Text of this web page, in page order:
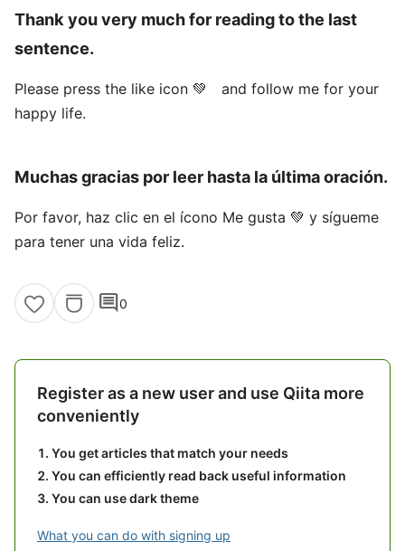
Thank you very much for reading to the last
sentence.
Please press the like icon 💚 and follow me for your
happy life.
Muchas gracias por leer hasta la última oración.
Por favor, haz clic en el ícono Me gusta 💚 y sígueme
para tener una vida feliz.
comment0
Register as a new user and use Qiita more
conveniently
You get articles that match your needs
You can efficiently read back useful information
You can use dark theme
What you can do with signing up